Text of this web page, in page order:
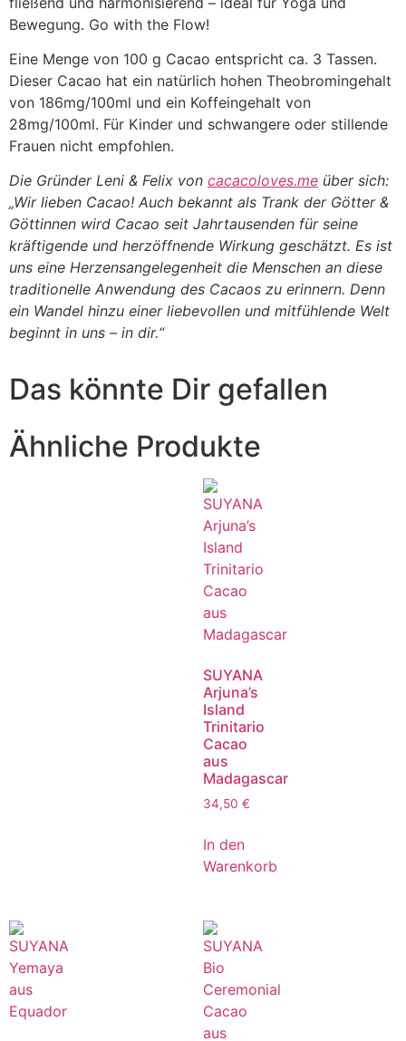
Bewegung. Go with the Flow!
Eine Menge von 100 g Cacao entspricht ca. 3 Tassen.
Dieser Cacao hat ein natürlich hohen Theobromingehalt
von 186mg/100ml und ein Koffeingehalt von
28mg/100ml. Für Kinder und schwangere oder stillende
Frauen nicht empfohlen.
Die Gründer Leni & Felix von cacacoloves.me über sich:
„Wir lieben Cacao! Auch bekannt als Trank der Götter &
Göttinnen wird Cacao seit Jahrtausenden für seine
kräftigende und herzöffnende Wirkung geschätzt. Es ist
uns eine Herzensangelegenheit die Menschen an diese
traditionelle Anwendung des Cacaos zu erinnern. Denn
ein Wandel hinzu einer liebevollen und mitfühlende Welt
beginnt in uns – in dir.“
Das könnte Dir gefallen
Ähnliche Produkte
SUYANA
Arjuna’s
Island
Trinitario
Cacao
aus
Madagascar
34,50 €
In den
Warenkorb